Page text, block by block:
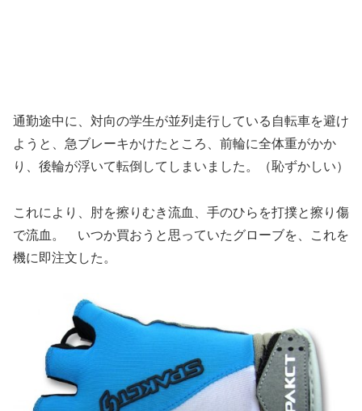
通勤途中に、対向の学生が並列走行している自転車を避け
ようと、急ブレーキかけたところ、前輪に全体重がかか
り、後輪が浮いて転倒してしまいました。（恥ずかしい）
これにより、肘を擦りむき流血、手のひらを打撲と擦り傷
で流血。 いつか買おうと思っていたグローブを、これを
機に即注文した。